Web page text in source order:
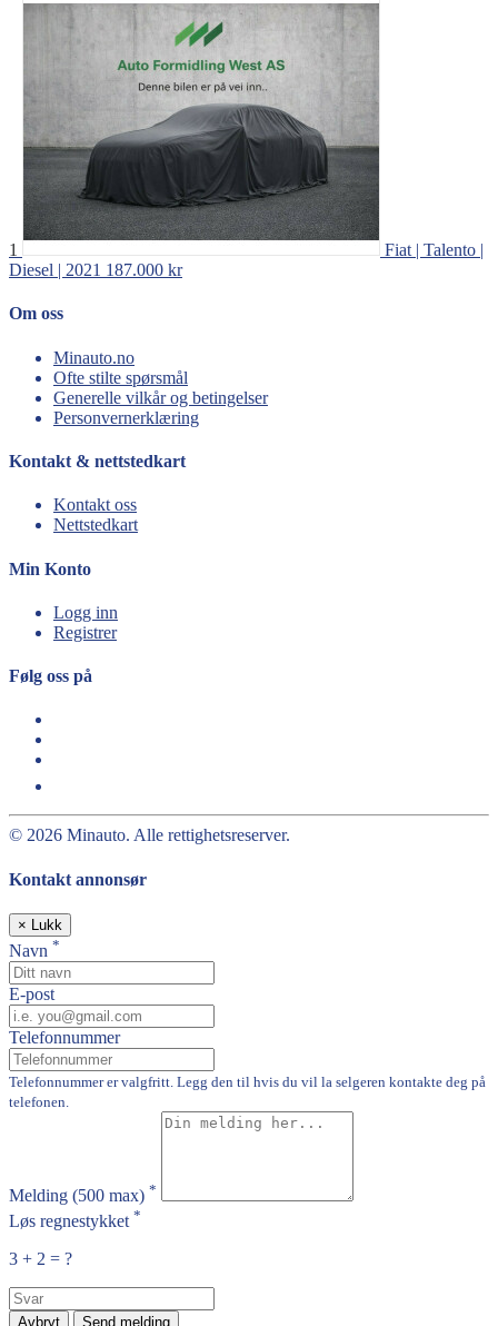
1
Fiat | Talento |
Diesel | 2021 187.000 kr
Om oss
Minauto.no
Ofte stilte spørsmål
Generelle vilkår og betingelser
Personvernerklæring
Kontakt & nettstedkart
Kontakt oss
Nettstedkart
Min Konto
Logg inn
Registrer
Følg oss på
© 2026 Minauto. Alle rettighetsreserver.
Kontakt annonsør
× Lukk
Navn *
E-post
Telefonnummer
Telefonnummer er valgfritt. Legg den til hvis du vil la selgeren kontakte deg på
telefonen.
Melding (500 max) *
Løs regnestykket *
3 + 2 = ?
Avbryt Send melding